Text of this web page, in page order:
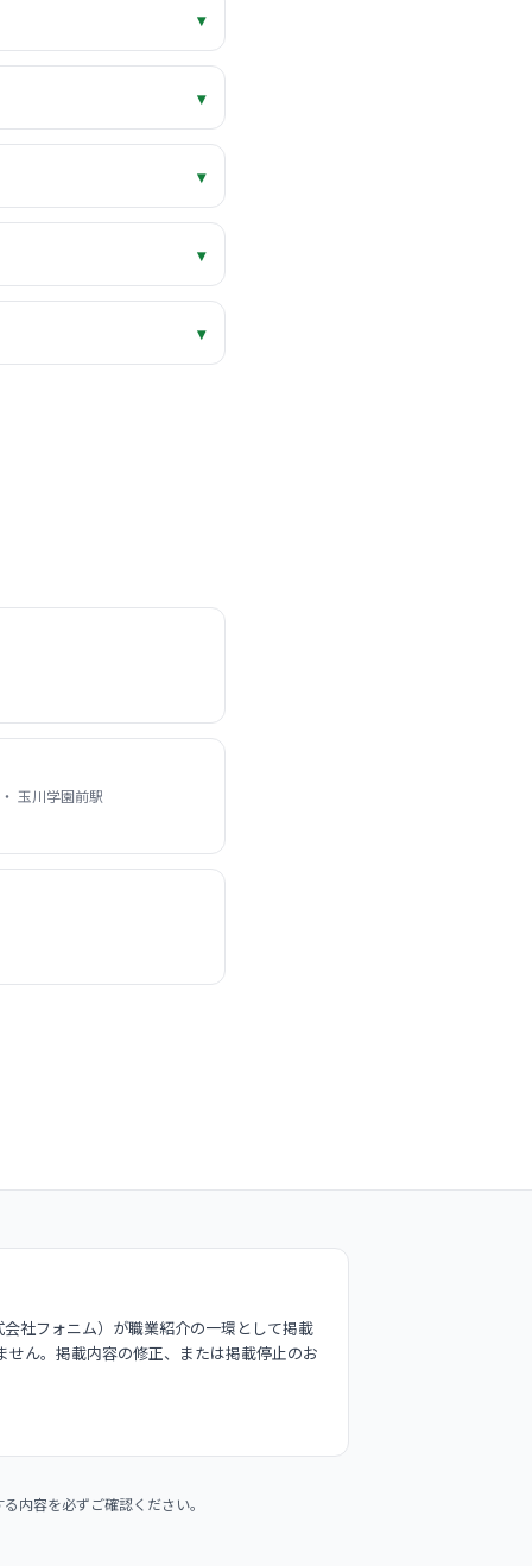
▾
▾
▾
▾
▾
玉川学園前駅
社フォニム）が職業紹介の一環として掲載
ん。掲載内容の修正、または掲載停止のお
内容を必ずご確認ください。